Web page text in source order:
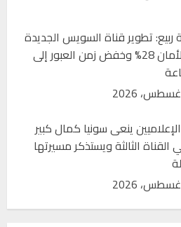
السويس الجديدة رفع الأمان
ربيع: تطوير قناة السويس الجديدة
رفع الأمان 28% وخفض زمن العبور إلى
ينعى سونيا كمال كبير
الثالثة ويستذكر مسيرتها